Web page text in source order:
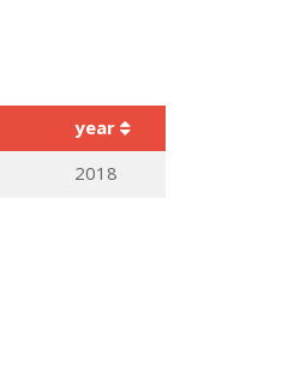
year
2018